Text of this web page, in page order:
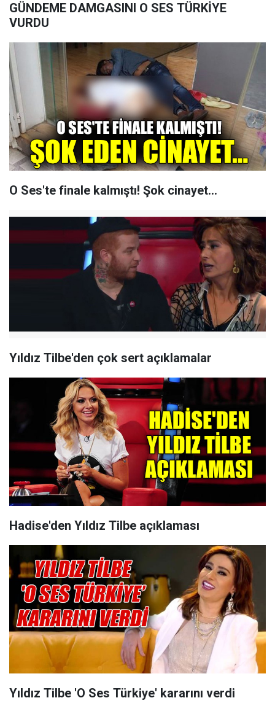
GÜNDEME DAMGASINI O SES TÜRKİYE
VURDU
O Ses'te finale kalmıştı! Şok cinayet...
Yıldız Tilbe'den çok sert açıklamalar
Hadise'den Yıldız Tilbe açıklaması
Yıldız Tilbe 'O Ses Türkiye' kararını verdi